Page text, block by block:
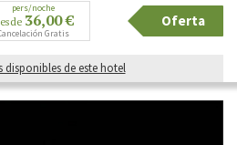
pers/noche
36,00 €
Gratis
Oferta
disponibles de este hotel